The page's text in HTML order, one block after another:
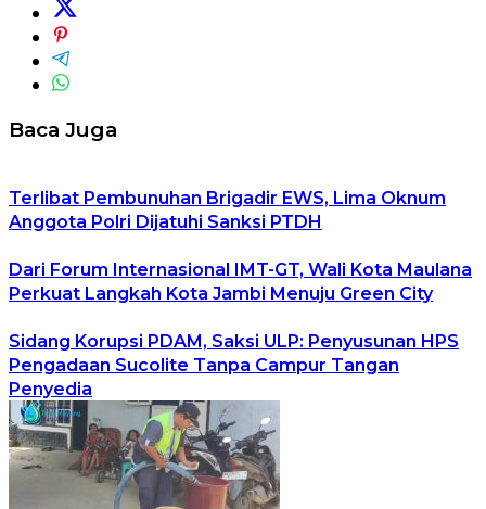
Baca Juga
Terlibat Pembunuhan Brigadir EWS, Lima Oknum
Anggota Polri Dijatuhi Sanksi PTDH
Dari Forum Internasional IMT-GT, Wali Kota Maulana
Perkuat Langkah Kota Jambi Menuju Green City
Sidang Korupsi PDAM, Saksi ULP: Penyusunan HPS
Pengadaan Sucolite Tanpa Campur Tangan
Penyedia